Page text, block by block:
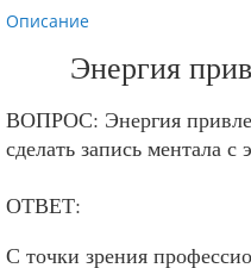
Описание
Энергия
ВОПРОС: Энергия
сделать запись ментала с
ОТВЕТ:
С точки зрения